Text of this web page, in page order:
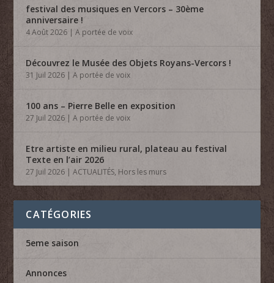
festival des musiques en Vercors – 30ème
anniversaire !
4 Août 2026 |A portée de voix
Découvrez le Musée des Objets Royans-Vercors !
31 Juil 2026 |A portée de voix
100 ans – Pierre Belle en exposition
27 Juil 2026 |A portée de voix
Etre artiste en milieu rural, plateau au festival
Texte en l’air 2026
27 Juil 2026 |ACTUALITÉS, Hors les murs
CATÉGORIES
5eme saison
Annonces